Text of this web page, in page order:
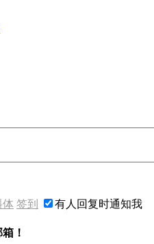
体 签到 有人回复时通知我
！